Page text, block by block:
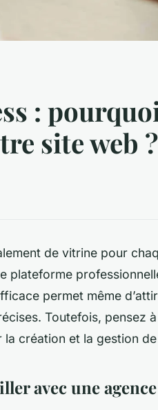
:
site web ?
de vitrine pour
plateforme
permet même
Toutefois, pensez
création et la gestion
avec une